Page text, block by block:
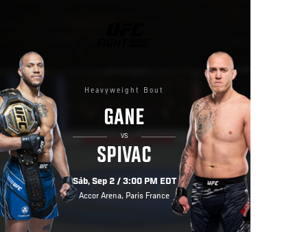
Heavyweight Bout
GANE
VS
SPIVAC
Sáb, Sep 2 / 3:00 PM EDT
Accor Arena, Paris France